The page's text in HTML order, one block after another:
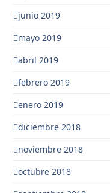
junio 2019
mayo 2019
abril 2019
febrero 2019
enero 2019
diciembre 2018
noviembre 2018
octubre 2018